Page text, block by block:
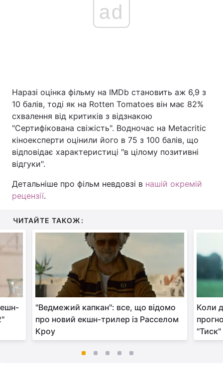
ad
Наразі оцінка фільму на IMDb становить аж 6,9 з
10 балів, тоді як на Rotten Tomatoes він має 82%
схвалення від критиків з відзнакою
"Сертифікована свіжість". Водночас на Metacritic
кіноексперти оцінили його в 75 з 100 балів, що
відповідає характеристиці "в цілому позитивні
відгуки".
Детальніше про фільм невдовзі в нашій окремій
рецензії.
ЧИТАЙТЕ ТАКОЖ:
"Ведмежий капкан": все, що відомо
про новий екшн-трилер із Расселом
Кроу
Коли